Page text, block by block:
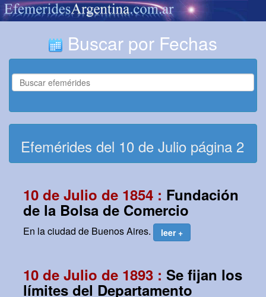
Buscar por Fechas
Efemérides del 10 de Julio página 2
10 de Julio de 1854 : Fundación
de la Bolsa de Comercio
En la ciudad de Buenos Aires. leer +
10 de Julio de 1893 : Se fijan los
límites del Departamento